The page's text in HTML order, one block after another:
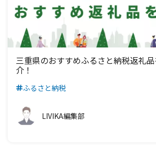
三重県のおすすめふるさと納税返礼
介！
ふるさと納税
LIVIKA編集部